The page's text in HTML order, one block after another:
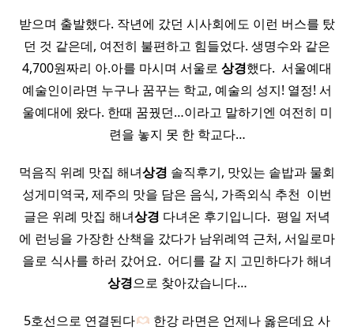
받으며 출발했다. 작년에 갔던 시사회에도 이런 버스를 탔
던 것 같은데, 여전히 불편하고 힘들었다. 생명수와 같은
4,700원짜리 아.아를 마시며 서울로 상경했다. ​ 서울예대
예술인이라면 누구나 꿈꾸는 학교, 예술의 성지! 열정! 서
울예대에 왔다. 한때 꿈꿨던…이라고 말하기엔 여전히 미
련을 놓지 못 한 학교다…
먹음직 위례 맛집 해녀상경 솔직후기, 맛있는 솥밥과 물회
성게미역국, 제주의 맛을 담은 음식, 가족외식 추천 ​ 이번
글은 위례 맛집 해녀상경 다녀온 후기입니다. ​ 평일 저녁
에 런닝을 가장한 산책을 갔다가 남위례역 근처, 서일로마
을로 식사를 하러 갔어요. ​ 어디를 갈 지 고민하다가 해녀
상경으로 찾아갔습니다…
5호선으로 연결된다
한강 라면은 언제나 옳은데요 사